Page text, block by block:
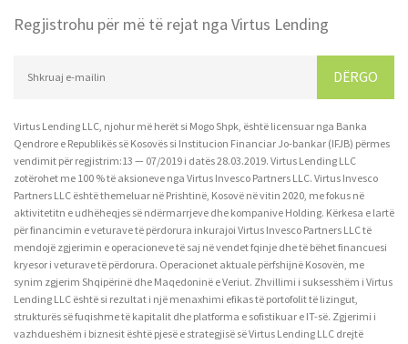
Regjistrohu për më të rejat nga Virtus Lending
DËRGO
Virtus Lending LLC, njohur më herët si Mogo Shpk, është licensuar nga Banka
Qendrore e Republikës së Kosovës si Institucion Financiar Jo-bankar (IFJB) përmes
vendimit për regjistrim:13 — 07/2019 i datës 28.03.2019. Virtus Lending LLC
zotërohet me 100 % të aksioneve nga Virtus Invesco Partners LLC. Virtus Invesco
Partners LLC është themeluar në Prishtinë, Kosovë në vitin 2020, me fokus në
aktivitetitn e udhëheqjes së ndërmarrjeve dhe kompanive Holding. Kërkesa e lartë
për financimin e veturave të përdorura inkurajoi Virtus Invesco Partners LLC të
mendojë zgjerimin e operacioneve të saj në vendet fqinje dhe të bëhet financuesi
kryesor i veturave të përdorura. Operacionet aktuale përfshijnë Kosovën, me
synim zgjerim Shqipërinë dhe Maqedoninë e Veriut. Zhvillimi i suksesshëm i Virtus
Lending LLC është si rezultat i një menaxhimi efikas të portofolit të lizingut,
strukturës së fuqishme të kapitalit dhe platforma e sofistikuar e IT-së. Zgjerimi i
vazhdueshëm i biznesit është pjesë e strategjisë së Virtus Lending LLC drejtë